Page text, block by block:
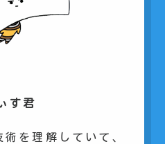
す君
を理解していて、